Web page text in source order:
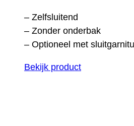
– Zelfsluitend
– Zonder onderbak
– Optioneel met
Bekijk product